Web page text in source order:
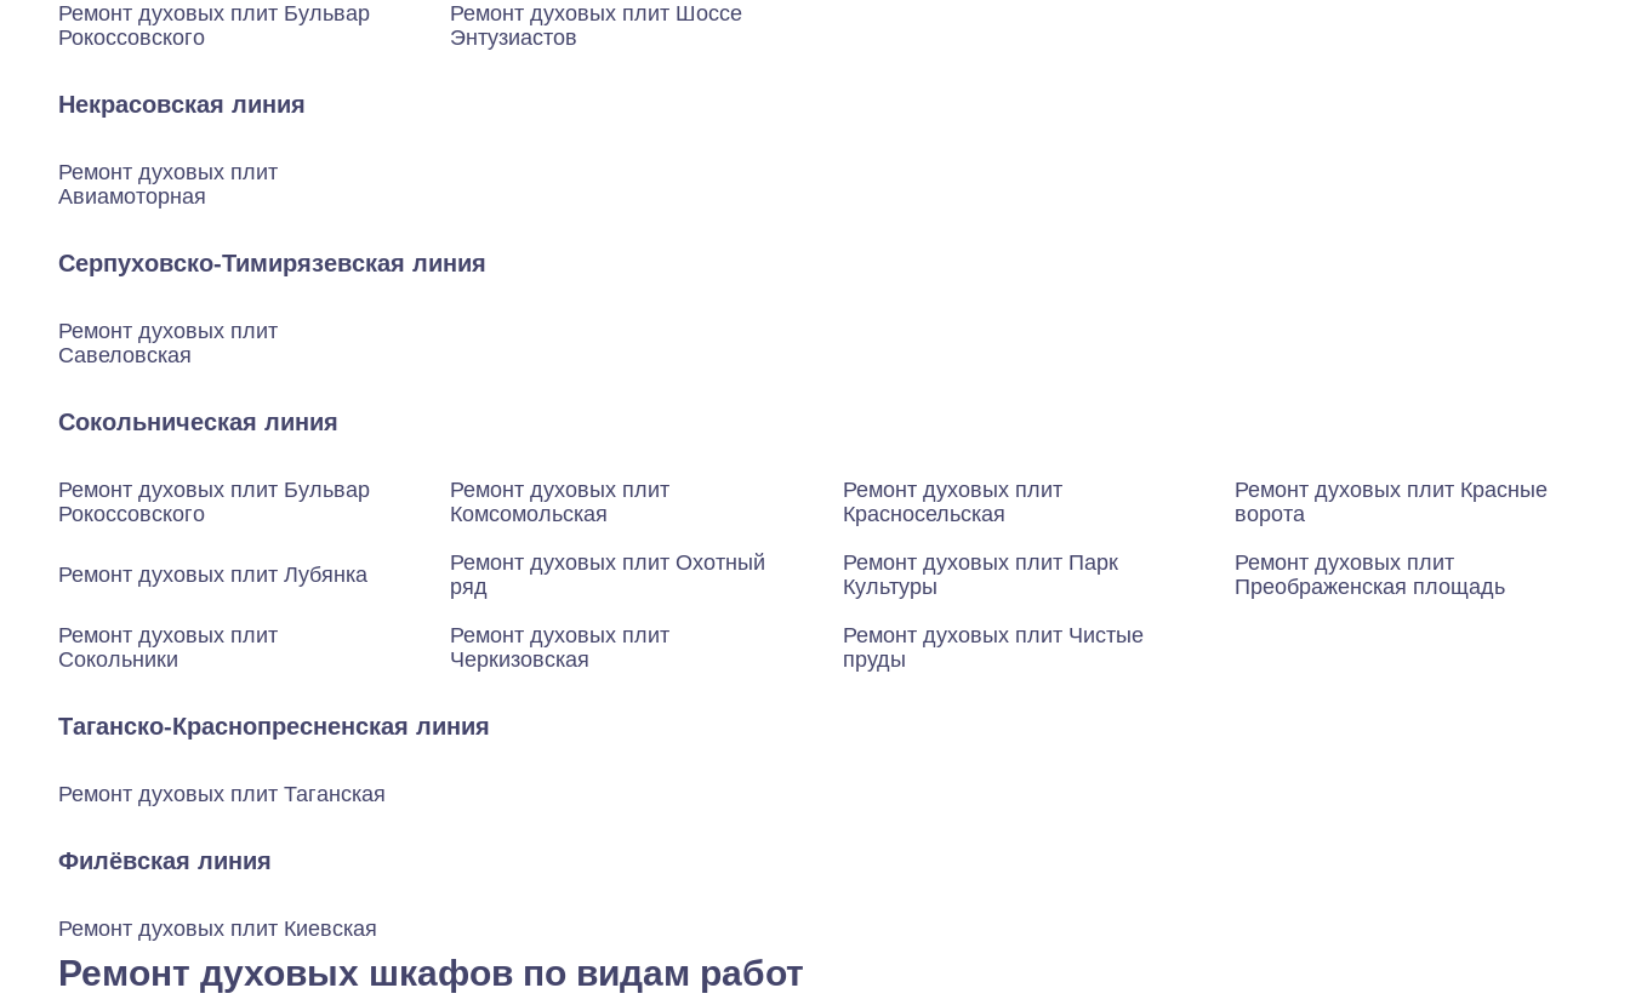
Ремонт духовых плит Бульвар
Рокоссовского
Ремонт духовых плит Шоссе
Энтузиастов
Некрасовская линия
Ремонт духовых плит
Авиамоторная
Серпуховско-Тимирязевская линия
Ремонт духовых плит
Савеловская
Сокольническая линия
Ремонт духовых плит Бульвар
Рокоссовского
Ремонт духовых плит
Комсомольская
Ремонт духовых плит
Красносельская
Ремонт духовых плит Красные
ворота
Ремонт духовых плит Лубянка
Ремонт духовых плит Охотный
ряд
Ремонт духовых плит Парк
Культуры
Ремонт духовых плит
Преображенская площадь
Ремонт духовых плит
Сокольники
Ремонт духовых плит
Черкизовская
Ремонт духовых плит Чистые
пруды
Таганско-Краснопресненская линия
Ремонт духовых плит Таганская
Филёвская линия
Ремонт духовых плит Киевская
Ремонт духовых шкафов по видам работ